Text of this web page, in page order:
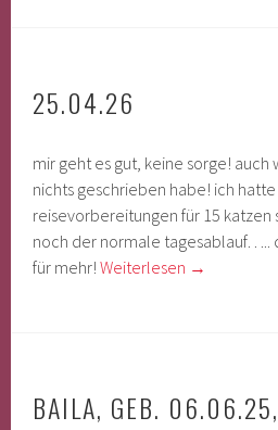
25.04.26
mir geht es gut, keine sorge!
nichts geschrieben habe! ich
reisevorbereitungen für 15 katzen
noch der normale tagesablauf…..
für mehr!Weiterlesen →
BAILA, GEB.